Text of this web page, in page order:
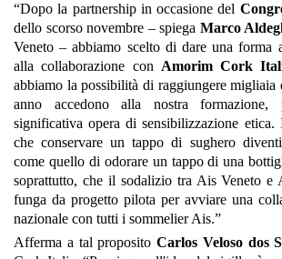
“Dopo la partnership in occasione del
dello scorso novembre – spiega Marco
Veneto – abbiamo scelto di dare una forma
alla collaborazione con Amorim Cork
abbiamo la possibilità di raggiungere migliaia
anno accedono alla nostra formazione,
significativa opera di sensibilizzazione
che conservare un tappo di sughero
come quello di odorare un tappo di una
soprattutto, che il sodalizio tra Ais Veneto e
funga da progetto pilota per avviare una
nazionale con tutti i sommelier Ais.”
Afferma a tal propositoCarlos Veloso dos